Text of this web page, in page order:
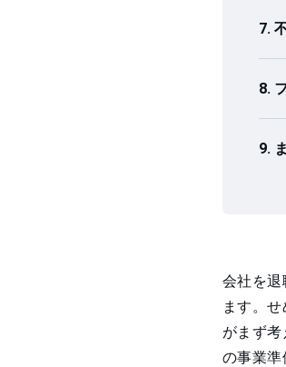
会社を退
ます。
がまず
の事業準